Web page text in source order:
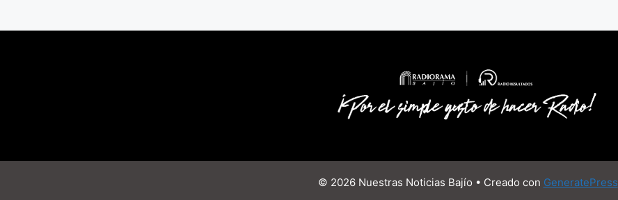
© 2026 Nuestras Noticias Bajío • Creado con GeneratePress